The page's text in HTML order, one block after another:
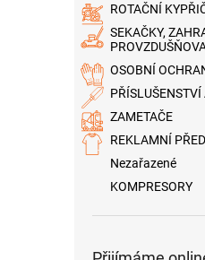
ROTAČNÍ
SEKAČKY,
OSOBNÍ
PŘÍSLUŠENSTVÍ
ZAMETAČE
REKLAMNÍ
Nezařazené
KOMPRESORY